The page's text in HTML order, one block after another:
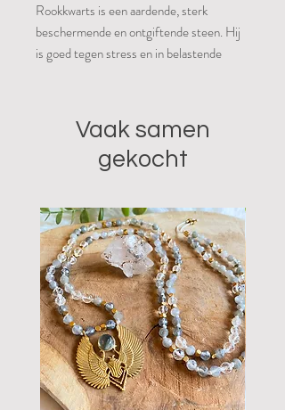
Rookkwarts is een aardende, sterk
beschermende en ontgiftende steen. Hij
is goed tegen stress en in belastende
geestelijke kracht en helderheid en biedt
weerstand tegen stressvolle toestanden.
Het helpt je tegen negatieve straling en
omgeving. Het helpt je bij het mediteren
en werkt aardend tijdens, voor en na
spirituele bezigheden. Fysiek werkt
rookkwarts ook pijnstillend, ontgiftend,
ontkrampend en het bevordert het
herstel.
Chakra: basis chakra
Sterrenbeeld: stier en steenbok.
Vaak samen
gekocht